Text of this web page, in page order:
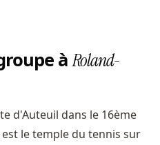
àRoland-
d'Auteuil dans le 16ème
le temple du tennis sur